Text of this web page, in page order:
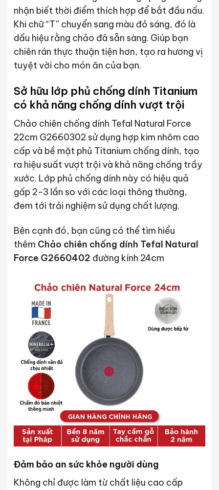
nhận biết thời điểm thích hợp để bắt đầu nấu.
Khi chữ “T” chuyển sang màu đỏ sáng, đó là
dấu hiệu rằng chảo đã sẵn sàng. Giúp bạn
chiên rán thực thuận tiện hơn, tạo ra hương vị
tuyệt vời cho món ăn của bạn.
Sở hữu lớp phủ chống dính Titanium
có khả năng chống dính vượt trội
Chảo chiên chống dính Tefal Natural Force
22cm G2660302 sử dụng hợp kim nhôm cao
cấp và bề mặt phủ Titanium chống dính, tạo
ra hiệu suất vượt trội và khả năng chống trầy
xước. Lớp phủ chống dính này có hiệu quả
gấp 2-3 lần so với các loại thông thường,
đem tới trải nghiệm sử dụng chất lượng.
Bên cạnh đó, bạn cũng có thể tìm hiểu
thêm Chảo chiên chống dính Tefal Natural
Force G2660402 đường kính 24cm
Đảm bảo an sức khỏe người dùng
Không chỉ được làm từ chất liệu cao cấp